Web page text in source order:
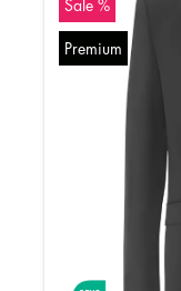
Sale %
Premium